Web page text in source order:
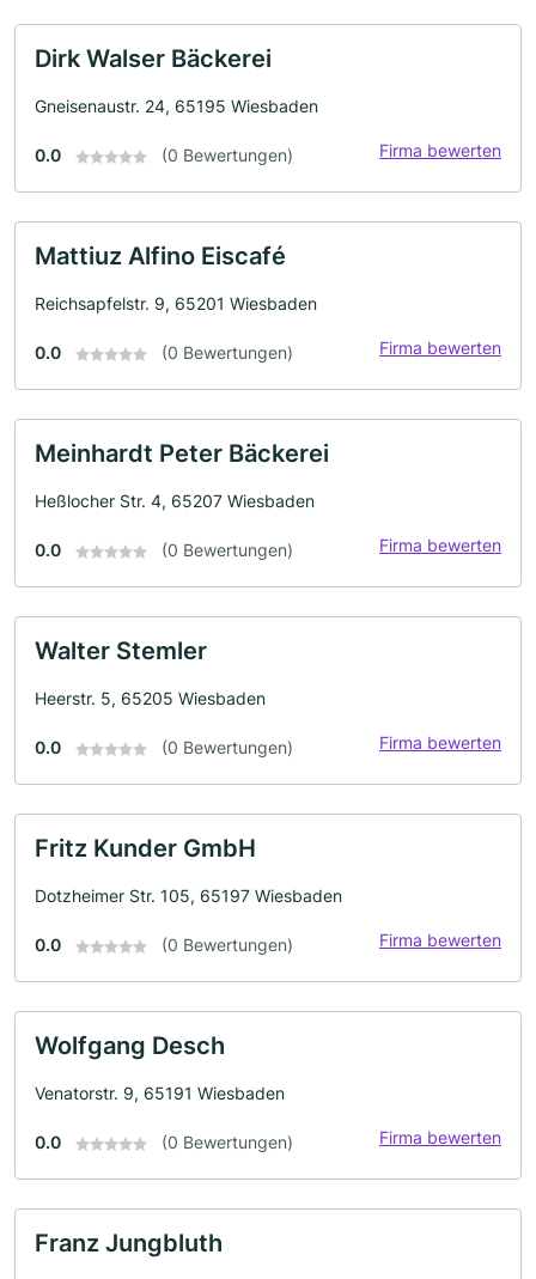
Dirk Walser Bäckerei
Gneisenaustr. 24, 65195 Wiesbaden
0.0 (0 Bewertungen) Firma bewerten
Mattiuz Alfino Eiscafé
Reichsapfelstr. 9, 65201 Wiesbaden
0.0 (0 Bewertungen) Firma bewerten
Meinhardt Peter Bäckerei
Heßlocher Str. 4, 65207 Wiesbaden
0.0 (0 Bewertungen) Firma bewerten
Walter Stemler
Heerstr. 5, 65205 Wiesbaden
0.0 (0 Bewertungen) Firma bewerten
Fritz Kunder GmbH
Dotzheimer Str. 105, 65197 Wiesbaden
0.0 (0 Bewertungen) Firma bewerten
Wolfgang Desch
Venatorstr. 9, 65191 Wiesbaden
0.0 (0 Bewertungen) Firma bewerten
Franz Jungbluth